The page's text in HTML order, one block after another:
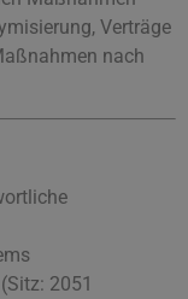
Verträge
nach
2051